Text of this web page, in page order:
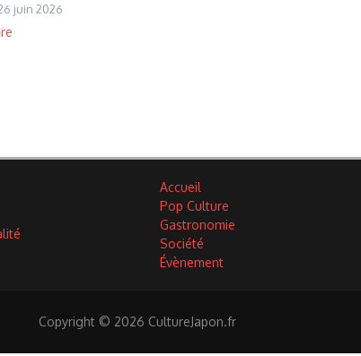
juin 2026
Accueil
Pop Culture
Gastronomie
Société
Évènement